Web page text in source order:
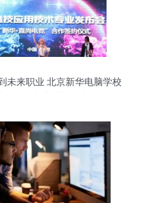
未来职业 北京新华电脑学校